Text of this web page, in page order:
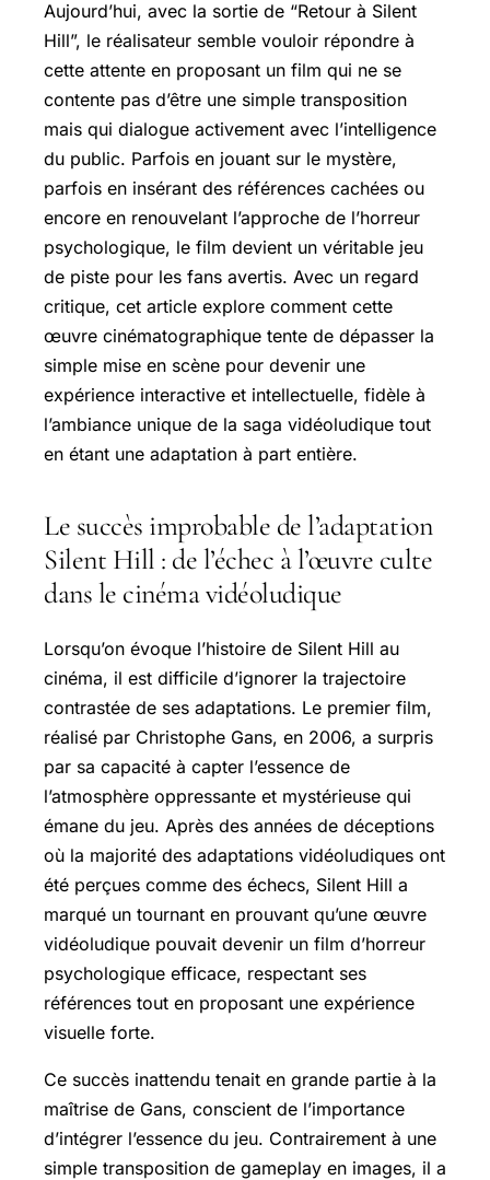
Aujourd’hui, avec la sortie de “Retour à Silent
Hill”, le réalisateur semble vouloir répondre à
cette attente en proposant un film qui ne se
contente pas d’être une simple transposition
mais qui dialogue activement avec l’intelligence
du public. Parfois en jouant sur le mystère,
parfois en insérant des références cachées ou
encore en renouvelant l’approche de l’horreur
psychologique, le film devient un véritable jeu
de piste pour les fans avertis. Avec un regard
critique, cet article explore comment cette
œuvre cinématographique tente de dépasser la
simple mise en scène pour devenir une
expérience interactive et intellectuelle, fidèle à
l’ambiance unique de la saga vidéoludique tout
en étant une adaptation à part entière.
Le succès improbable de l’adaptation
Silent Hill : de l’échec à l’œuvre culte
dans le cinéma vidéoludique
Lorsqu’on évoque l’histoire de Silent Hill au
cinéma, il est difficile d’ignorer la trajectoire
contrastée de ses adaptations. Le premier film,
réalisé par Christophe Gans, en 2006, a surpris
par sa capacité à capter l’essence de
l’atmosphère oppressante et mystérieuse qui
émane du jeu. Après des années de déceptions
où la majorité des adaptations vidéoludiques ont
été perçues comme des échecs, Silent Hill a
marqué un tournant en prouvant qu’une œuvre
vidéoludique pouvait devenir un film d’horreur
psychologique efficace, respectant ses
références tout en proposant une expérience
visuelle forte.
Ce succès inattendu tenait en grande partie à la
maîtrise de Gans, conscient de l’importance
d’intégrer l’essence du jeu. Contrairement à une
simple transposition de gameplay en images, il a